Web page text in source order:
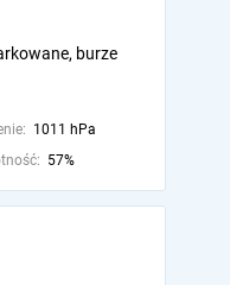
burze
1011 hPa
57%